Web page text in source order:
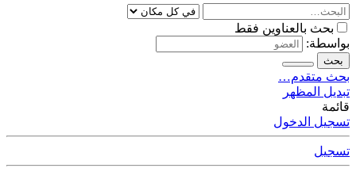
بحث بالعناوين فقط
بواسطة:
بحث
بحث متقدم…
تبديل المظهر
قائمة
تسجيل الدخول
تسجيل